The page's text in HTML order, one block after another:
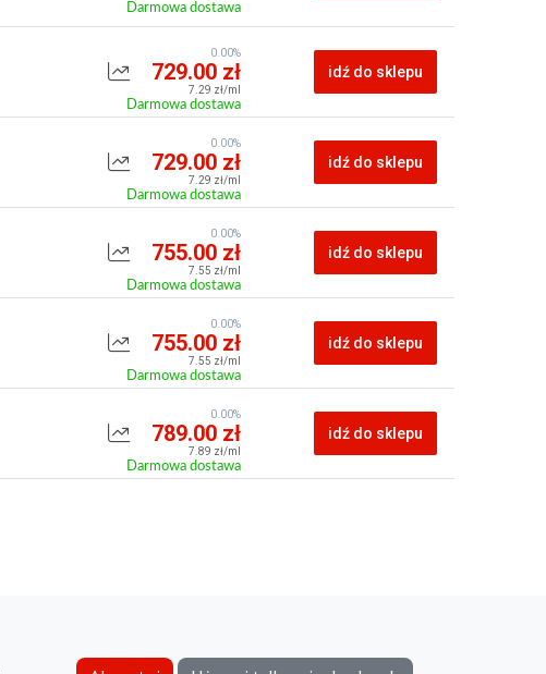
Darmowa dostawa
729.00 zł
7.29 zł/ml
Darmowa dostawa
0.00%
idź do sklepu
729.00 zł
7.29 zł/ml
Darmowa dostawa
0.00%
idź do sklepu
755.00 zł
7.55 zł/ml
Darmowa dostawa
0.00%
idź do sklepu
755.00 zł
7.55 zł/ml
Darmowa dostawa
0.00%
idź do sklepu
789.00 zł
7.89 zł/ml
Darmowa dostawa
0.00%
idź do sklepu